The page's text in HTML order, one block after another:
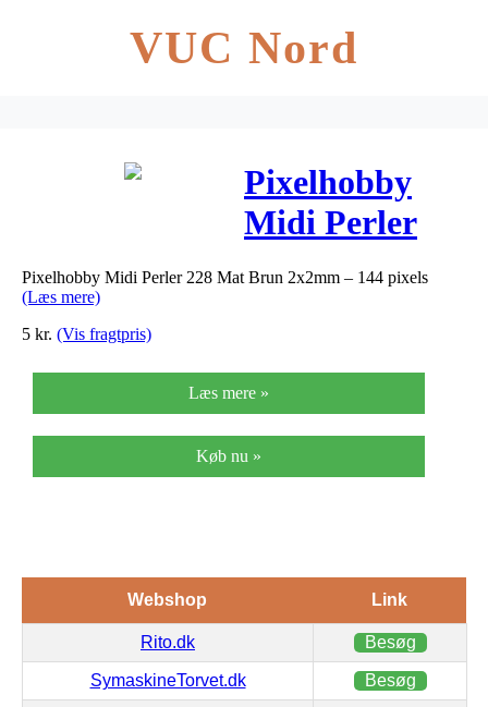
VUC Nord
Pixelhobby
Midi Perler
228 Mat Brun
Pixelhobby Midi Perler 228 Mat Brun 2x2mm – 144 pixels
(Læs mere)
5 kr. (Vis fragtpris)
Læs mere »
Køb nu »
Webshop Link
Rito.dk Besøg
SymaskineTorvet.dk Besøg